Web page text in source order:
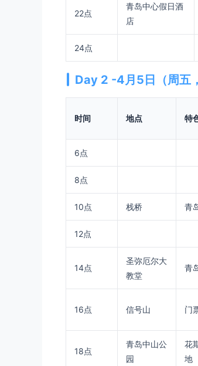
22点
青岛中心假日酒
店
24点
Day 2 -4月5日（周五
时间 地点 特
6点
8点
10点 栈桥 青
12点
14点
圣弥厄尔大
教堂
青
16点 信号山 门
18点
青岛中山公
园
花
地